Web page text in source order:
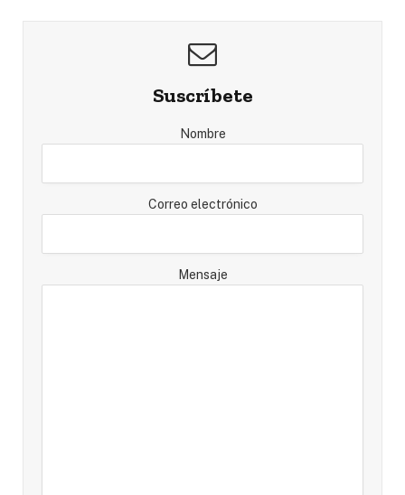
Suscríbete
Nombre
Correo electrónico
Mensaje